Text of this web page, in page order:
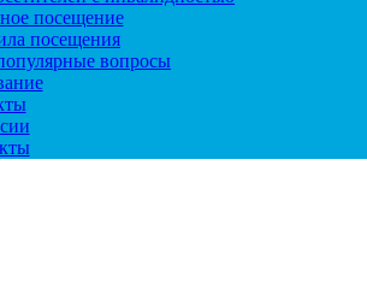
посещение
посещения
вопросы